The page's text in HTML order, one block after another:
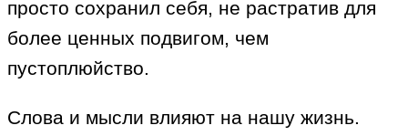
просто сохранил себя, не растратив для
более ценных подвигом, чем
пустоплюйство.
Слова и мысли влияют на нашу жизнь.